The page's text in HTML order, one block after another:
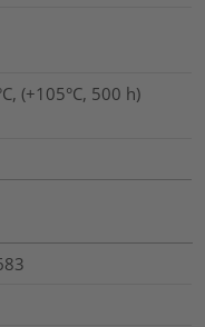
(+105°C, 500 h)